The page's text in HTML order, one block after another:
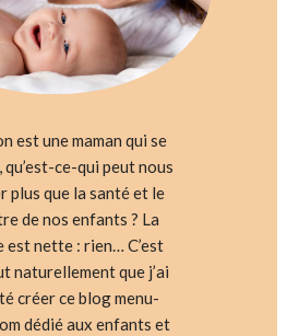
est une maman qui se
ce-qui peut nous
plus que la santé et le
de nos enfants ? La
est nette : rien… C’est
naturellement que j’ai
créer ce blog menu-
dédié aux enfants et